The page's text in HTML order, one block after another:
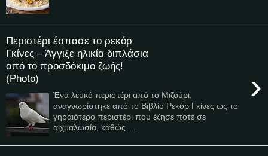
Περιστέρι έσπασε το ρεκόρ
Γκίνες – Άγγιξε ηλικία διπλάσια
από το προσδόκιμο ζωής!
(Photo)
›
Ένα λευκό περιστέρι από το Μιζούρι,
αναγνωρίστηκε από το Βιβλίο Ρεκόρ Γκίνες ως το
γηραιότερο περιστέρι που έζησε ποτέ σε
αιχμαλωσία, καθώς ...